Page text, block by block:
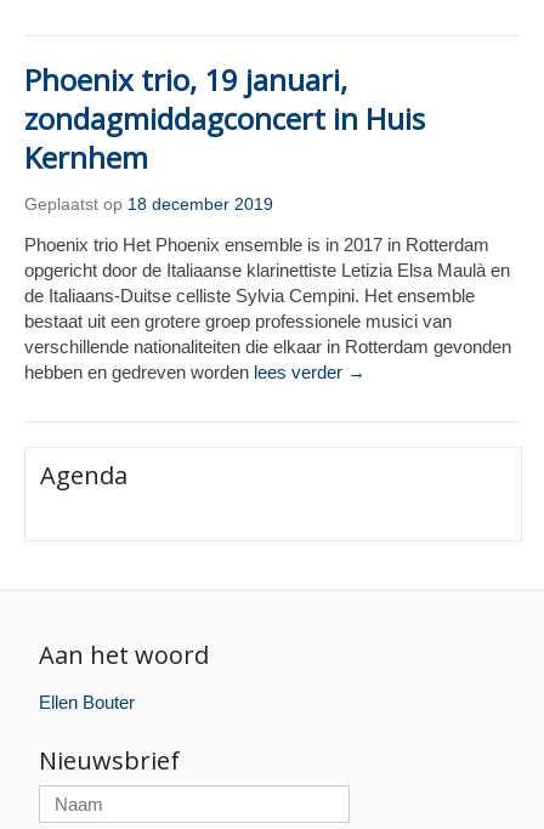
Phoenix trio, 19 januari,
zondagmiddagconcert in Huis
Kernhem
Geplaatst op 18 december 2019
Phoenix trio Het Phoenix ensemble is in 2017 in Rotterdam
opgericht door de Italiaanse klarinettiste Letizia Elsa Maulà en
de Italiaans-Duitse celliste Sylvia Cempini. Het ensemble
bestaat uit een grotere groep professionele musici van
verschillende nationaliteiten die elkaar in Rotterdam gevonden
hebben en gedreven worden lees verder →
Agenda
Aan het woord
Ellen Bouter
Nieuwsbrief